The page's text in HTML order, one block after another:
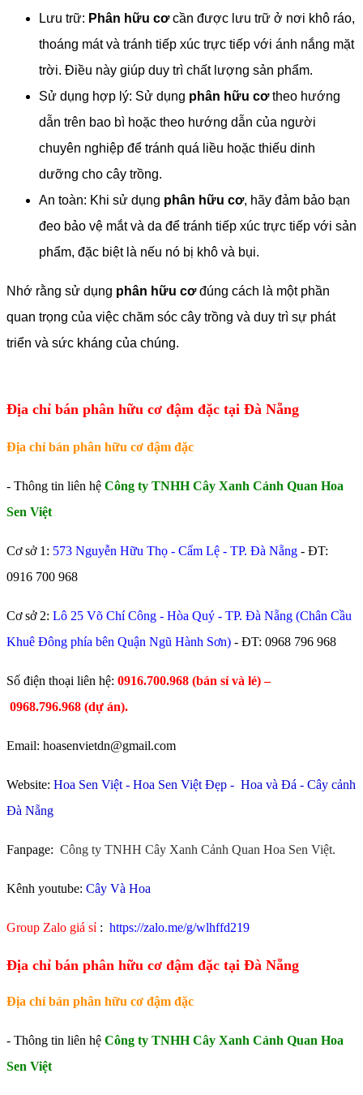
Lưu trữ: Phân hữu cơcần được lưu trữ ở nơi khô ráo,
thoáng mát và tránh tiếp xúc trực tiếp với ánh nắng mặt
trời. Điều này giúp duy trì chất lượng sản phẩm.
Sử dụng hợp lý: Sử dụng phân hữu cơtheo hướng
dẫn trên bao bì hoặc theo hướng dẫn của người
chuyên nghiệp để tránh quá liều hoặc thiếu dinh
dưỡng cho cây trồng.
An toàn: Khi sử dụng phân hữu cơ, hãy đảm bảo bạn
đeo bảo vệ mắt và da để tránh tiếp xúc trực tiếp với sản
phẩm, đặc biệt là nếu nó bị khô và bụi.
Nhớ rằng sử dụng phân hữu cơđúng cách là một phần
quan trọng của việc chăm sóc cây trồng và duy trì sự phát
triển và sức kháng của chúng.
Địa chỉ bán phân hữu cơ đậm đặc tại Đà Nẵng
Địa chỉ bán phân hữu cơ đậm đặc
- Thông tin liên hệ Công ty TNHH Cây Xanh Cảnh Quan Hoa
Sen Việt
Cơ sở 1: 573 Nguyễn Hữu Thọ - Cẩm Lệ - TP. Đà Nẵng - ĐT:
0916 700 968
Cơ sở 2: Lô 25 Võ Chí Công - Hòa Quý - TP. Đà Nẵng (Chân Cầu
Khuê Đông phía bên Quận Ngũ Hành Sơn) - ĐT: 0968 796 968
​Số điện thoại liên hệ: 0916.700.968 (bán sỉ và lẻ) –
0968.796.968 (dự án).
Email: hoasenvietdn@gmail.com
Website: Hoa Sen Việt - Hoa Sen Việt Đẹp - Hoa và Đá - Cây cảnh
Đà Nẵng
Fanpage: Công ty TNHH Cây Xanh Cảnh Quan Hoa Sen Việt.
Kênh youtube: Cây Và Hoa
Group Zalo giá sỉ : https://zalo.me/g/wlhffd219
Địa chỉ bán phân hữu cơ đậm đặc tại Đà Nẵng
Địa chỉ bán phân hữu cơ đậm đặc
- Thông tin liên hệ Công ty TNHH Cây Xanh Cảnh Quan Hoa
Sen Việt